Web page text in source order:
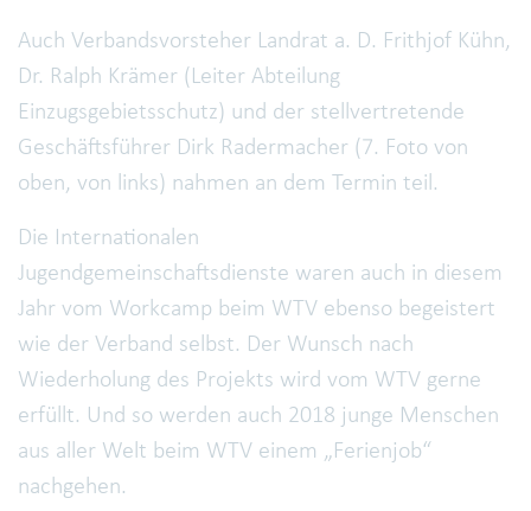
Auch Verbandsvorsteher Landrat a. D. Frithjof Kühn,
Dr. Ralph Krämer (Leiter Abteilung
Einzugsgebietsschutz) und der stellvertretende
Geschäftsführer Dirk Radermacher (7. Foto von
oben, von links) nahmen an dem Termin teil.
Die Internationalen
Jugendgemeinschaftsdienste waren auch in diesem
Jahr vom Workcamp beim WTV ebenso begeistert
wie der Verband selbst. Der Wunsch nach
Wiederholung des Projekts wird vom WTV gerne
erfüllt. Und so werden auch 2018 junge Menschen
aus aller Welt beim WTV einem „Ferienjob“
nachgehen.